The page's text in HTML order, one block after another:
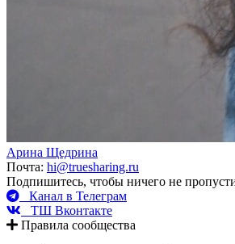
Арина Щедрина
Почта: hi@truesharing.ru
Подпишитесь, чтобы ничего не
Канал в Телеграм
ТШ Вконтакте
Правила сообщества